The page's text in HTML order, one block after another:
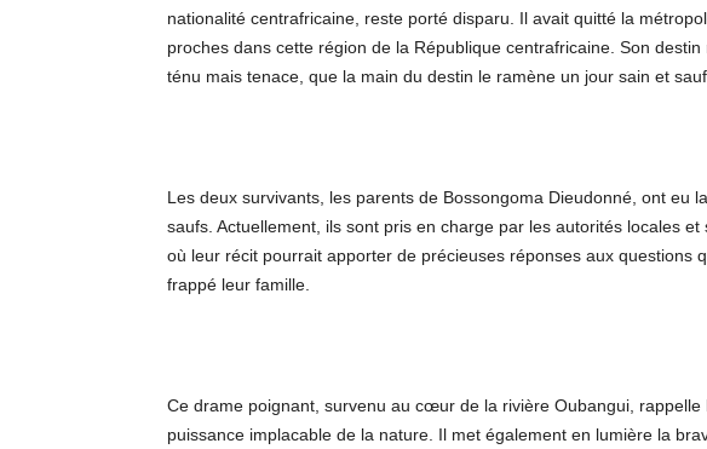
nationalité centrafricaine, reste porté disparu. Il avait quitté la
proches dans cette région de la République centrafricaine. Son destin
ténu mais tenace, que la main du destin le ramène un jour sain et sauf.
Les deux survivants, les parents de Bossongoma Dieudonné, ont eu
saufs. Actuellement, ils sont pris en charge par les autorités locales
où leur récit pourrait apporter de précieuses réponses aux questions
frappé leur famille.
Ce drame poignant, survenu au cœur de la rivière Oubangui,
puissance implacable de la nature. Il met également en lumière la